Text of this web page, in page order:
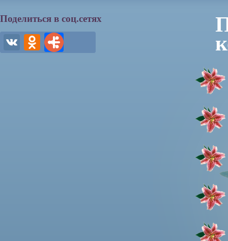
Поделиться в соц.сетях